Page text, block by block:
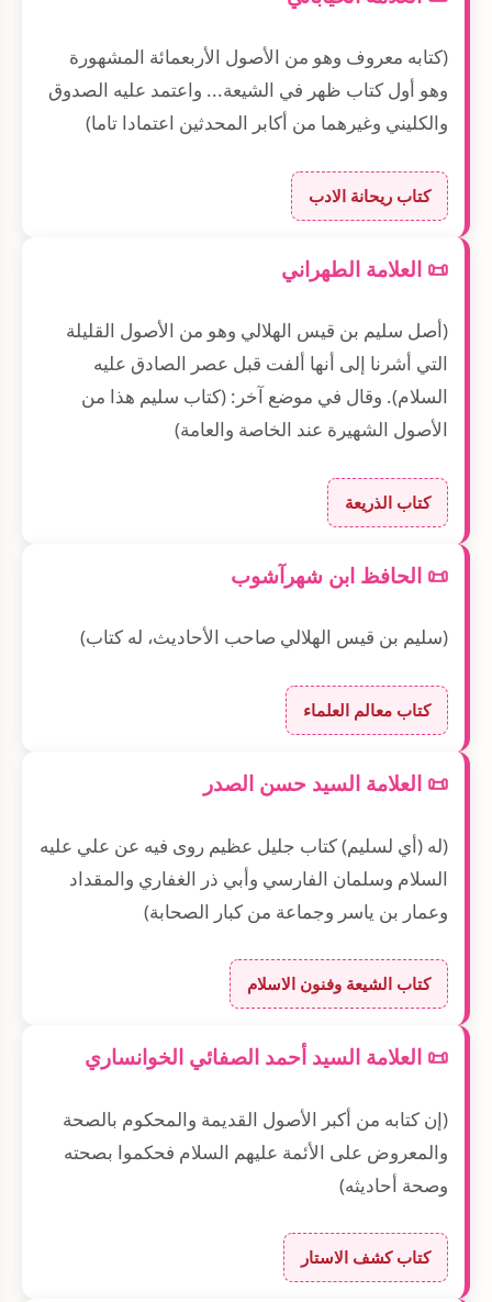
(كتابه معروف وهو من الأصول الأربعمائة المشهورة
وهو أول كتاب ظهر في الشيعة... واعتمد عليه الصدوق
والكليني وغيرهما من أكابر المحدثين اعتمادا تاما)
كتاب ريحانة الادب
📜 العلامة الطهراني
(أصل سليم بن قيس الهلالي وهو من الأصول القليلة
التي أشرنا إلى أنها ألفت قبل عصر الصادق عليه
السلام). وقال في موضع آخر: (كتاب سليم هذا من
الأصول الشهيرة عند الخاصة والعامة)
كتاب الذريعة
📜 الحافظ ابن شهرآشوب
(سليم بن قيس الهلالي صاحب الأحاديث، له كتاب)
كتاب معالم العلماء
📜 العلامة السيد حسن الصدر
(له (أي لسليم) كتاب جليل عظيم روى فيه عن علي عليه
السلام وسلمان الفارسي وأبي ذر الغفاري والمقداد
وعمار بن ياسر وجماعة من كبار الصحابة)
كتاب الشيعة وفنون الاسلام
📜 العلامة السيد أحمد الصفائي الخوانساري
(إن كتابه من أكبر الأصول القديمة والمحكوم بالصحة
والمعروض على الأئمة عليهم السلام فحكموا بصحته
وصحة أحاديثه)
كتاب كشف الاستار